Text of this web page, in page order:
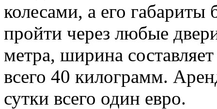
колесами, а его габариты
пройти через любые
метра, ширина
всего 40 килограмм.
сутки всего один евро.